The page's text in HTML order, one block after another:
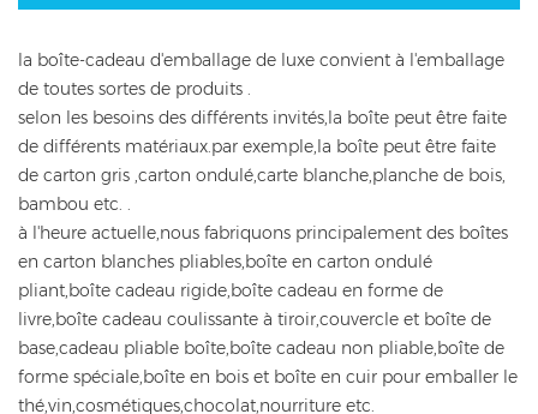
la boîte-cadeau d'emballage de luxe convient à l'emballage
de toutes sortes de produits .
selon les besoins des différents invités,la boîte peut être faite
de différents matériaux.par exemple,la boîte peut être faite
de carton gris ,carton ondulé,carte blanche,planche de bois,
bambou etc. .
à l'heure actuelle,nous fabriquons principalement des boîtes
en carton blanches pliables,boîte en carton ondulé
pliant,boîte cadeau rigide,boîte cadeau en forme de
livre,boîte cadeau coulissante à tiroir,couvercle et boîte de
base,cadeau pliable boîte,boîte cadeau non pliable,boîte de
forme spéciale,boîte en bois et boîte en cuir pour emballer le
thé,vin,cosmétiques,chocolat,nourriture etc.